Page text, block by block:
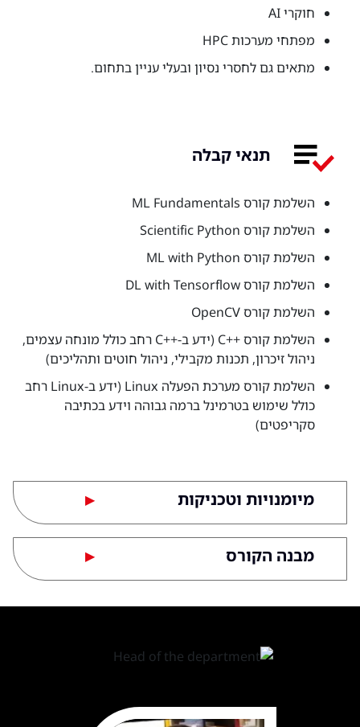
חוקרי AI
מפתחי מערכות HPC
מתאים גם לחסרי נסיון ובעלי עניין בתחום.
תנאי קבלה
השלמת קורס ML Fundamentals
השלמת קורס Scientific Python
השלמת קורס ML with Python
השלמת קורס DL with Tensorflow
השלמת קורס OpenCV
השלמת קורס ++C (ידע ב-++C רחב כולל מונחה עצמים,
ניהול זיכרון, תכנות מקבילי, ניהול חוטים ותהליכים)
השלמת קורס מערכת הפעלה Linux (ידע ב-Linux רחב
כולל שימוש בטרמינל ברמה גבוהה וידע בכתיבה
סקריפטים)
מיומנויות וטכניקות ▶
מבנה הקורס ▶